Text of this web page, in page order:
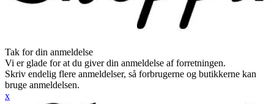
Tak for din anmeldelse
Vi er glade for at du giver din anmeldelse af forretningen.
Skriv endelig flere anmeldelser, så forbrugerne og butikkerne kan
bruge anmeldelsen.
x